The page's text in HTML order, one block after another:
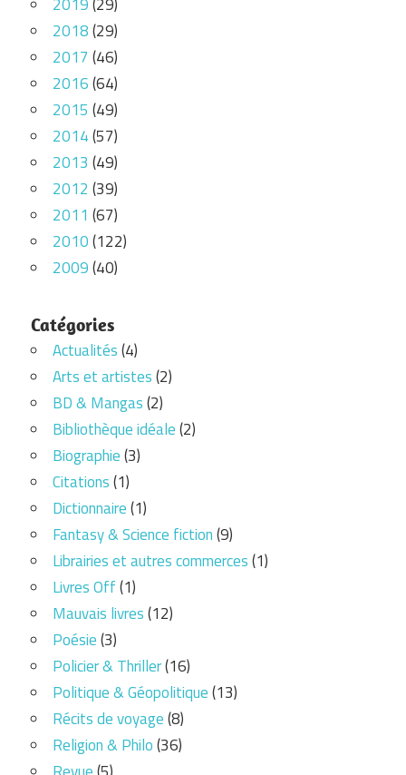
2018(29)
2017 (46)
2016(64)
2015 (49)
2014(57)
2013 (49)
2012 (39)
2011 (67)
2010(122)
2009(40)
Catégories
Actualités(4)
Arts et artistes(2)
BD & Mangas(2)
Bibliothèque idéale(2)
Biographie(3)
Citations(1)
Dictionnaire(1)
Fantasy & Science fiction(9)
Librairies et autres commerces(1)
Livres Off(1)
Mauvais livres(12)
Poésie(3)
Policier & Thriller(16)
Politique & Géopolitique(13)
Récits de voyage(8)
Religion & Philo(36)